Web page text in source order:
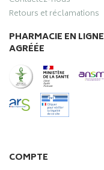
Retours et réclamations
PHARMACIE EN LIGNE
AGRÉÉE
COMPTE